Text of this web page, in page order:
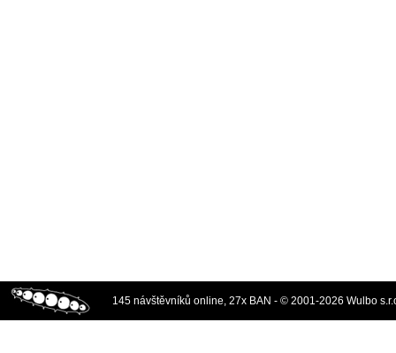
145 návštěvníků online, 27x BAN - © 2001-2026 Wulbo